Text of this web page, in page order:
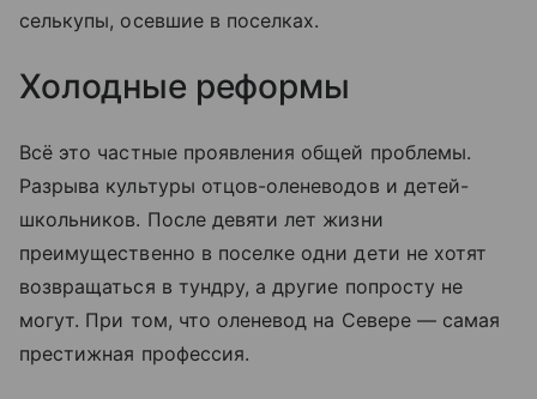
селькупы, осевшие в поселках.
Холодные реформы
Всё это частные проявления общей проблемы.
Разрыва культуры отцов-оленеводов и детей-
школьников. После девяти лет жизни
преимущественно в поселке одни дети не хотят
возвращаться в тундру, а другие попросту не
могут. При том, что оленевод на Севере — самая
престижная профессия.